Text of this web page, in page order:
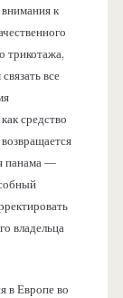
к
трикотажа,
все
средство
панама —
владельца
в Европе во